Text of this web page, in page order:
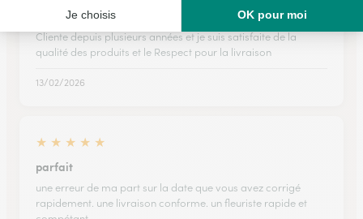
2022.2023.2024.2025
Cliente depuis plusieurs années et je suis satisfaite de la
qualité des produits et le Respect pour la livraison
13/02/2026
★ ★ ★ ★ ★
parfait
une erreur de ma part sur la date que vous avez corrigé
rapidement. une livraison conforme. un fleuriste rapide et